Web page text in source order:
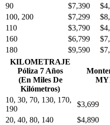
90
$7,390
100, 200
$7,299
110
$3,790
160
$6,799
180
$9,590
KILOMETRAJE
Póliza 7 Años
(En Miles De
Kilómetros)
10, 30, 70, 130, 170,
190
$3,699
20, 40, 80, 140
$4,890